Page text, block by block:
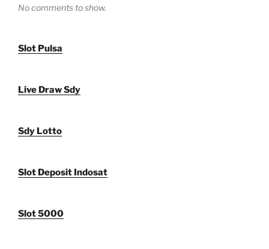
No comments to show.
Slot Pulsa
Live Draw Sdy
Sdy Lotto
Slot Deposit Indosat
Slot 5000